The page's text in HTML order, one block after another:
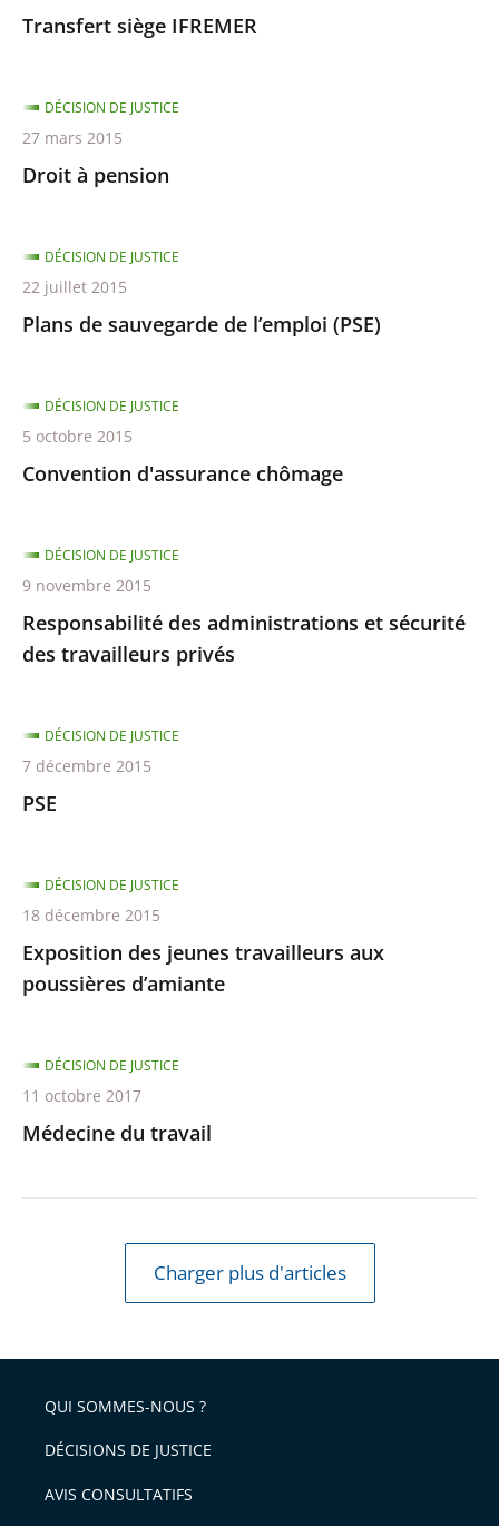
Transfert siège IFREMER
Droit à pension
DÉCISION DE JUSTICE
27 mars 2015
Plans de sauvegarde de l’emploi (PSE)
DÉCISION DE JUSTICE
22 juillet 2015
Convention d'assurance chômage
DÉCISION DE JUSTICE
5 octobre 2015
Responsabilité des administrations et sécurité
des travailleurs privés
DÉCISION DE JUSTICE
9 novembre 2015
PSE
DÉCISION DE JUSTICE
7 décembre 2015
Exposition des jeunes travailleurs aux
poussières d’amiante
DÉCISION DE JUSTICE
18 décembre 2015
Médecine du travail
DÉCISION DE JUSTICE
11 octobre 2017
Charger plus d'articles
QUI SOMMES-NOUS ?
DÉCISIONS DE JUSTICE
AVIS CONSULTATIFS